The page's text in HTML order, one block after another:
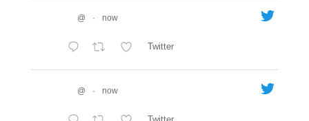
@ · now
Twitter
@ · now